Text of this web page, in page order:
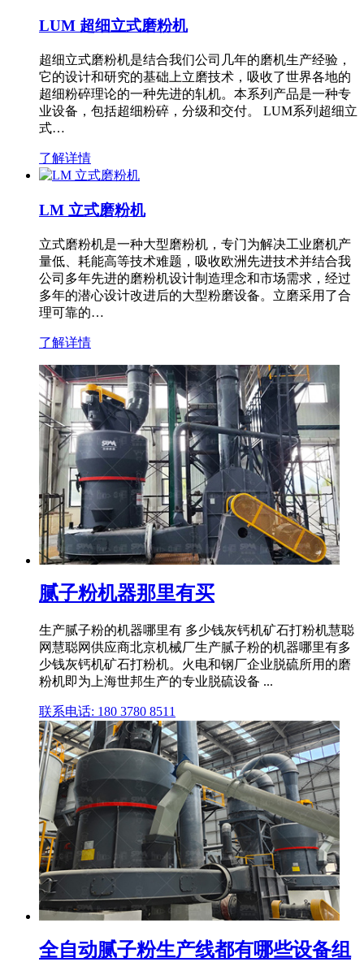
LUM 超细立式磨粉机
超细立式磨粉机是结合我们公司几年的磨机生产经验，
它的设计和研究的基础上立磨技术，吸收了世界各地的
超细粉碎理论的一种先进的轧机。本系列产品是一种专
业设备，包括超细粉碎，分级和交付。 LUM系列超细立
式…
了解详情
LM 立式磨粉机
立式磨粉机是一种大型磨粉机，专门为解决工业磨机产
量低、耗能高等技术难题，吸收欧洲先进技术并结合我
公司多年先进的磨粉机设计制造理念和市场需求，经过
多年的潜心设计改进后的大型粉磨设备。立磨采用了合
理可靠的…
了解详情
腻子粉机器那里有买
生产腻子粉的机器哪里有 多少钱灰钙机矿石打粉机慧聪
网慧聪网供应商北京机械厂生产腻子粉的机器哪里有多
少钱灰钙机矿石打粉机。火电和钢厂企业脱硫所用的磨
粉机即为上海世邦生产的专业脱硫设备 ...
联系电话: 180 3780 8511
全自动腻子粉生产线都有哪些设备组